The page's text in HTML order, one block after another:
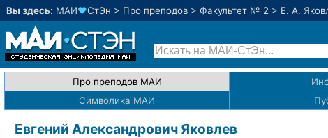
Вы здесь: МАИ♥СтЭн > Про преподов > Факультет № 2 > Е. А.
Про преподов МАИ
Символика МАИ
Евгений Александрович Яковлев